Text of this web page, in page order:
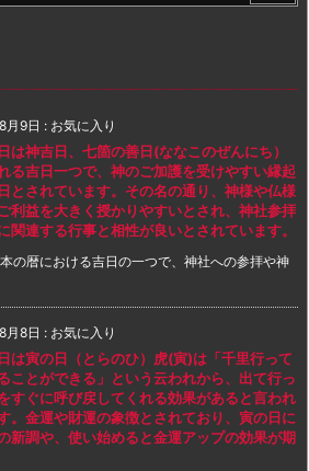
月9日 : お気に入り
は神吉日、七箇の善日(ななこのぜんにち）
る吉日一つで、神のご加護を受けやすい縁起
とされています。その名の通り、神様や仏様
利益を大きく授かりやすいとされ、神社参拝
関連する行事と相性が良いとされています。
の暦における吉日の一つで、神社への参拝や神
月8日 : お気に入り
は寅の日（とらのひ）虎(寅)は「千里行って
ことができる」という云われから、出て行っ
すぐに呼び戻してくれる効果があると言われ
。金運や財運の象徴とされており、寅の日に
新調や、使い始めると金運アップの効果が期